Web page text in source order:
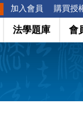
加入會員 購買授
法學題庫 會